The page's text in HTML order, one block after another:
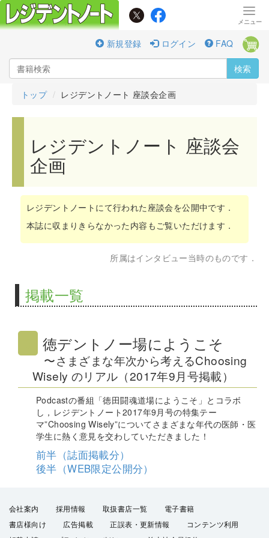
新規登録 ログイン FAQ
検索
トップ レジデントノート 座談会企画
レジデントノート 座談会
企画
レジデントノートにて行われた座談会を公開中です．
本誌に収まりきらなかった内容もご覧いただけます．
所属はインタビュー当時のものです．
掲載一覧
0 徳デントノー場にようこそ
〜さまざまな年次から考えるChoosing
Wisely のリアル（2017年9月号掲載）
Podcastの番組「徳田闘魂道場にようこそ」とコラボ
し，レジデントノート2017年9月号の特集テー
マ”Choosing Wisely”についてさまざまな年代の医師・医
学生に熱く意見を交わしていただきました！
前半（誌面掲載分）
後半（WEB限定公開分）
会社案内 採用情報 取扱書店一覧
電子書籍
書店様向け
広告掲載 正誤表・更新情報
コンテンツ利用